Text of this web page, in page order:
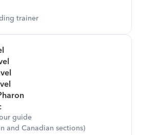
trainer
guide
and Canadian sections)